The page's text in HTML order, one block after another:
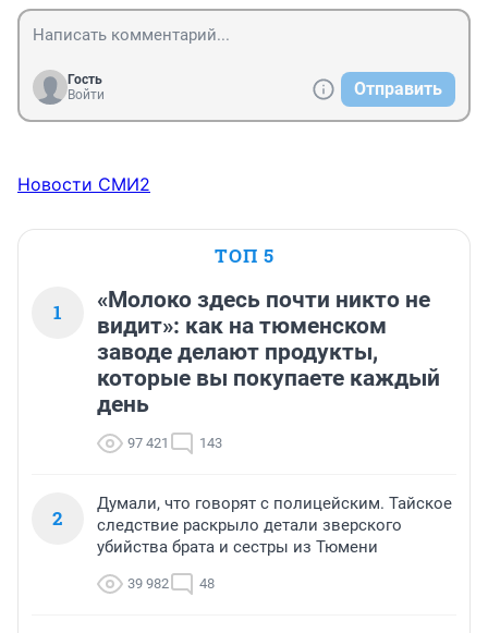
Гость
Войти
Отправить
Новости СМИ2
ТОП 5
1
«Молоко здесь почти никто не
видит»: как на тюменском
заводе делают продукты,
которые вы покупаете каждый
день
97 421 143
2
Думали, что говорят с полицейским. Тайское
следствие раскрыло детали зверского
убийства брата и сестры из Тюмени
39 982 48